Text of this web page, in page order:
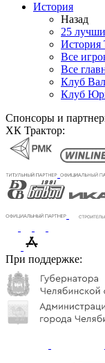
История
Назад
25
История
Все
Все
Клуб
Клуб
Спонсоры и
ХК Трактор:
При поддержке: